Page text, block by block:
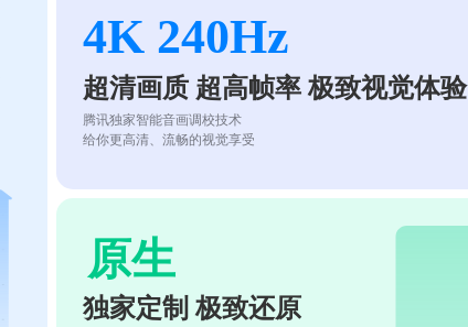
4K 240Hz
超清画质 超高帧率 极致视觉体验
腾讯独家智能音画调校技术
给你更高清、流畅的视觉享受
原生
独家定制 极致还原